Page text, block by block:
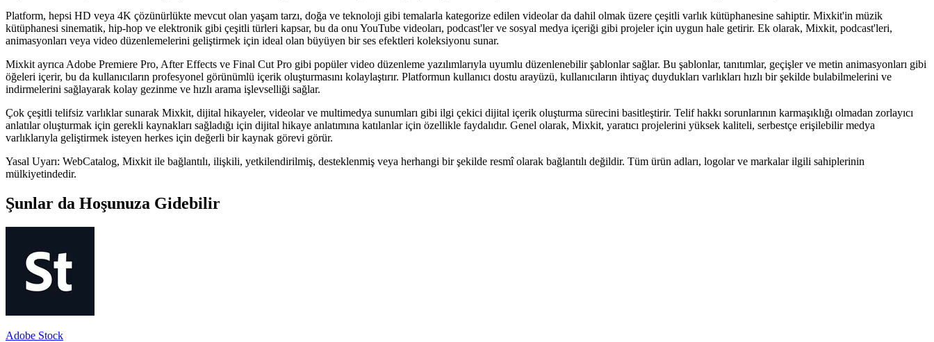
Platform, hepsi HD veya 4K çözünürlükte mevcut olan yaşam tarzı, doğa ve teknoloji gibi temalarla kategorize edilen videolar da dahil olmak üzere çeşitli varlık kütüphanesine sahiptir. Mixkit'in müzik
kütüphanesi sinematik, hip-hop ve elektronik gibi çeşitli türleri kapsar, bu da onu YouTube videoları, podcast'ler ve sosyal medya içeriği gibi projeler için uygun hale getirir. Ek olarak, Mixkit, podcast'leri,
animasyonları veya video düzenlemelerini geliştirmek için ideal olan büyüyen bir ses efektleri koleksiyonu sunar.
Mixkit ayrıca Adobe Premiere Pro, After Effects ve Final Cut Pro gibi popüler video düzenleme yazılımlarıyla uyumlu düzenlenebilir şablonlar sağlar. Bu şablonlar, tanıtımlar, geçişler ve metin animasyonları gibi
öğeleri içerir, bu da kullanıcıların profesyonel görünümlü içerik oluşturmasını kolaylaştırır. Platformun kullanıcı dostu arayüzü, kullanıcıların ihtiyaç duydukları varlıkları hızlı bir şekilde bulabilmelerini ve
indirmelerini sağlayarak kolay gezinme ve hızlı arama işlevselliği sağlar.
Çok çeşitli telifsiz varlıklar sunarak Mixkit, dijital hikayeler, videolar ve multimedya sunumları gibi ilgi çekici dijital içerik oluşturma sürecini basitleştirir. Telif hakkı sorunlarının karmaşıklığı olmadan zorlayıcı
anlatılar oluşturmak için gerekli kaynakları sağladığı için dijital hikaye anlatımına katılanlar için özellikle faydalıdır. Genel olarak, Mixkit, yaratıcı projelerini yüksek kaliteli, serbestçe erişilebilir medya
varlıklarıyla geliştirmek isteyen herkes için değerli bir kaynak görevi görür.
Yasal Uyarı: WebCatalog, Mixkit ile bağlantılı, ilişkili, yetkilendirilmiş, desteklenmiş veya herhangi bir şekilde resmî olarak bağlantılı değildir. Tüm ürün adları, logolar ve markalar ilgili sahiplerinin
mülkiyetindedir.
Şunlar da Hoşunuza Gidebilir
Adobe Stock